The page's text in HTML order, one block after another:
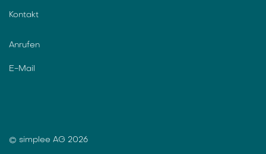
Kontakt
Anrufen
E-Mail
© simplee AG 2026